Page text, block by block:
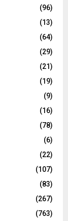
(96)
(13)
(64)
(29)
(21)
(19)
(9)
(16)
(78)
(6)
(22)
(107)
(83)
(267)
(763)